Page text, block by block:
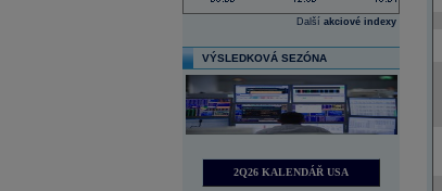
Další akciové indexy
VÝSLEDKOVÁ SEZÓNA
2Q26 KALENDÁŘ USA